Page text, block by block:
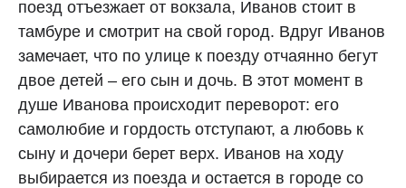
поезд отъезжает от вокзала, Иванов стоит в
тамбуре и смотрит на свой город. Вдруг Иванов
замечает, что по улице к поезду отчаянно бегут
двое детей – его сын и дочь. В этот момент в
душе Иванова происходит переворот: его
самолюбие и гордость отступают, а любовь к
сыну и дочери берет верх. Иванов на ходу
выбирается из поезда и остается в городе со